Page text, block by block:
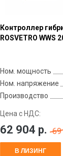
Контроллер
ROSVETRO WWS
Ном. мощность
Ном. напряжение
Производство
Цена с НДС:
62 904 р. 69
В ЛИЗИНГ